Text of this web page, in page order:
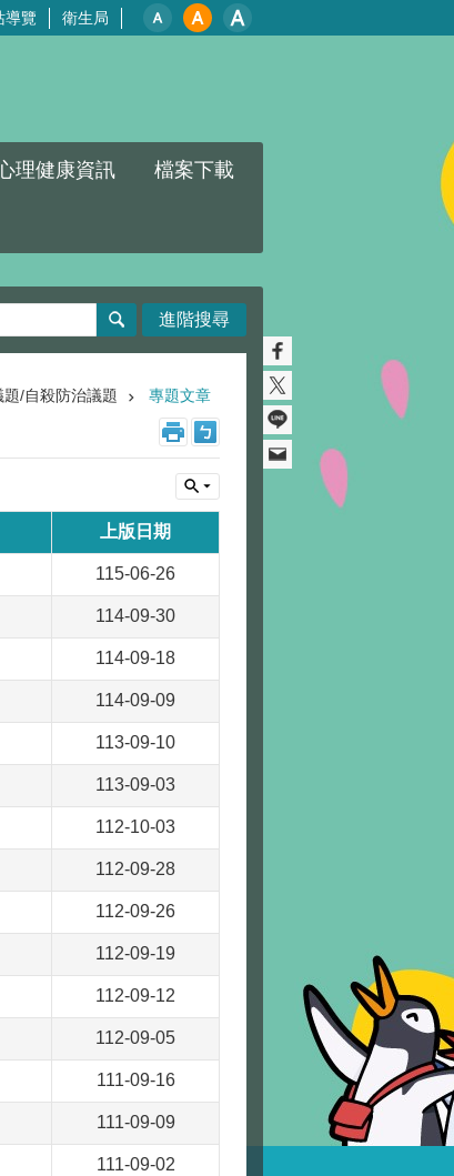
導覽 衛生局
理健康資訊 檔案下載
進階搜尋
題/自殺防治議題 專題文章
上版日期
115-06-26
114-09-30
114-09-18
114-09-09
113-09-10
113-09-03
112-10-03
112-09-28
112-09-26
112-09-19
112-09-12
112-09-05
111-09-16
111-09-09
111-09-02